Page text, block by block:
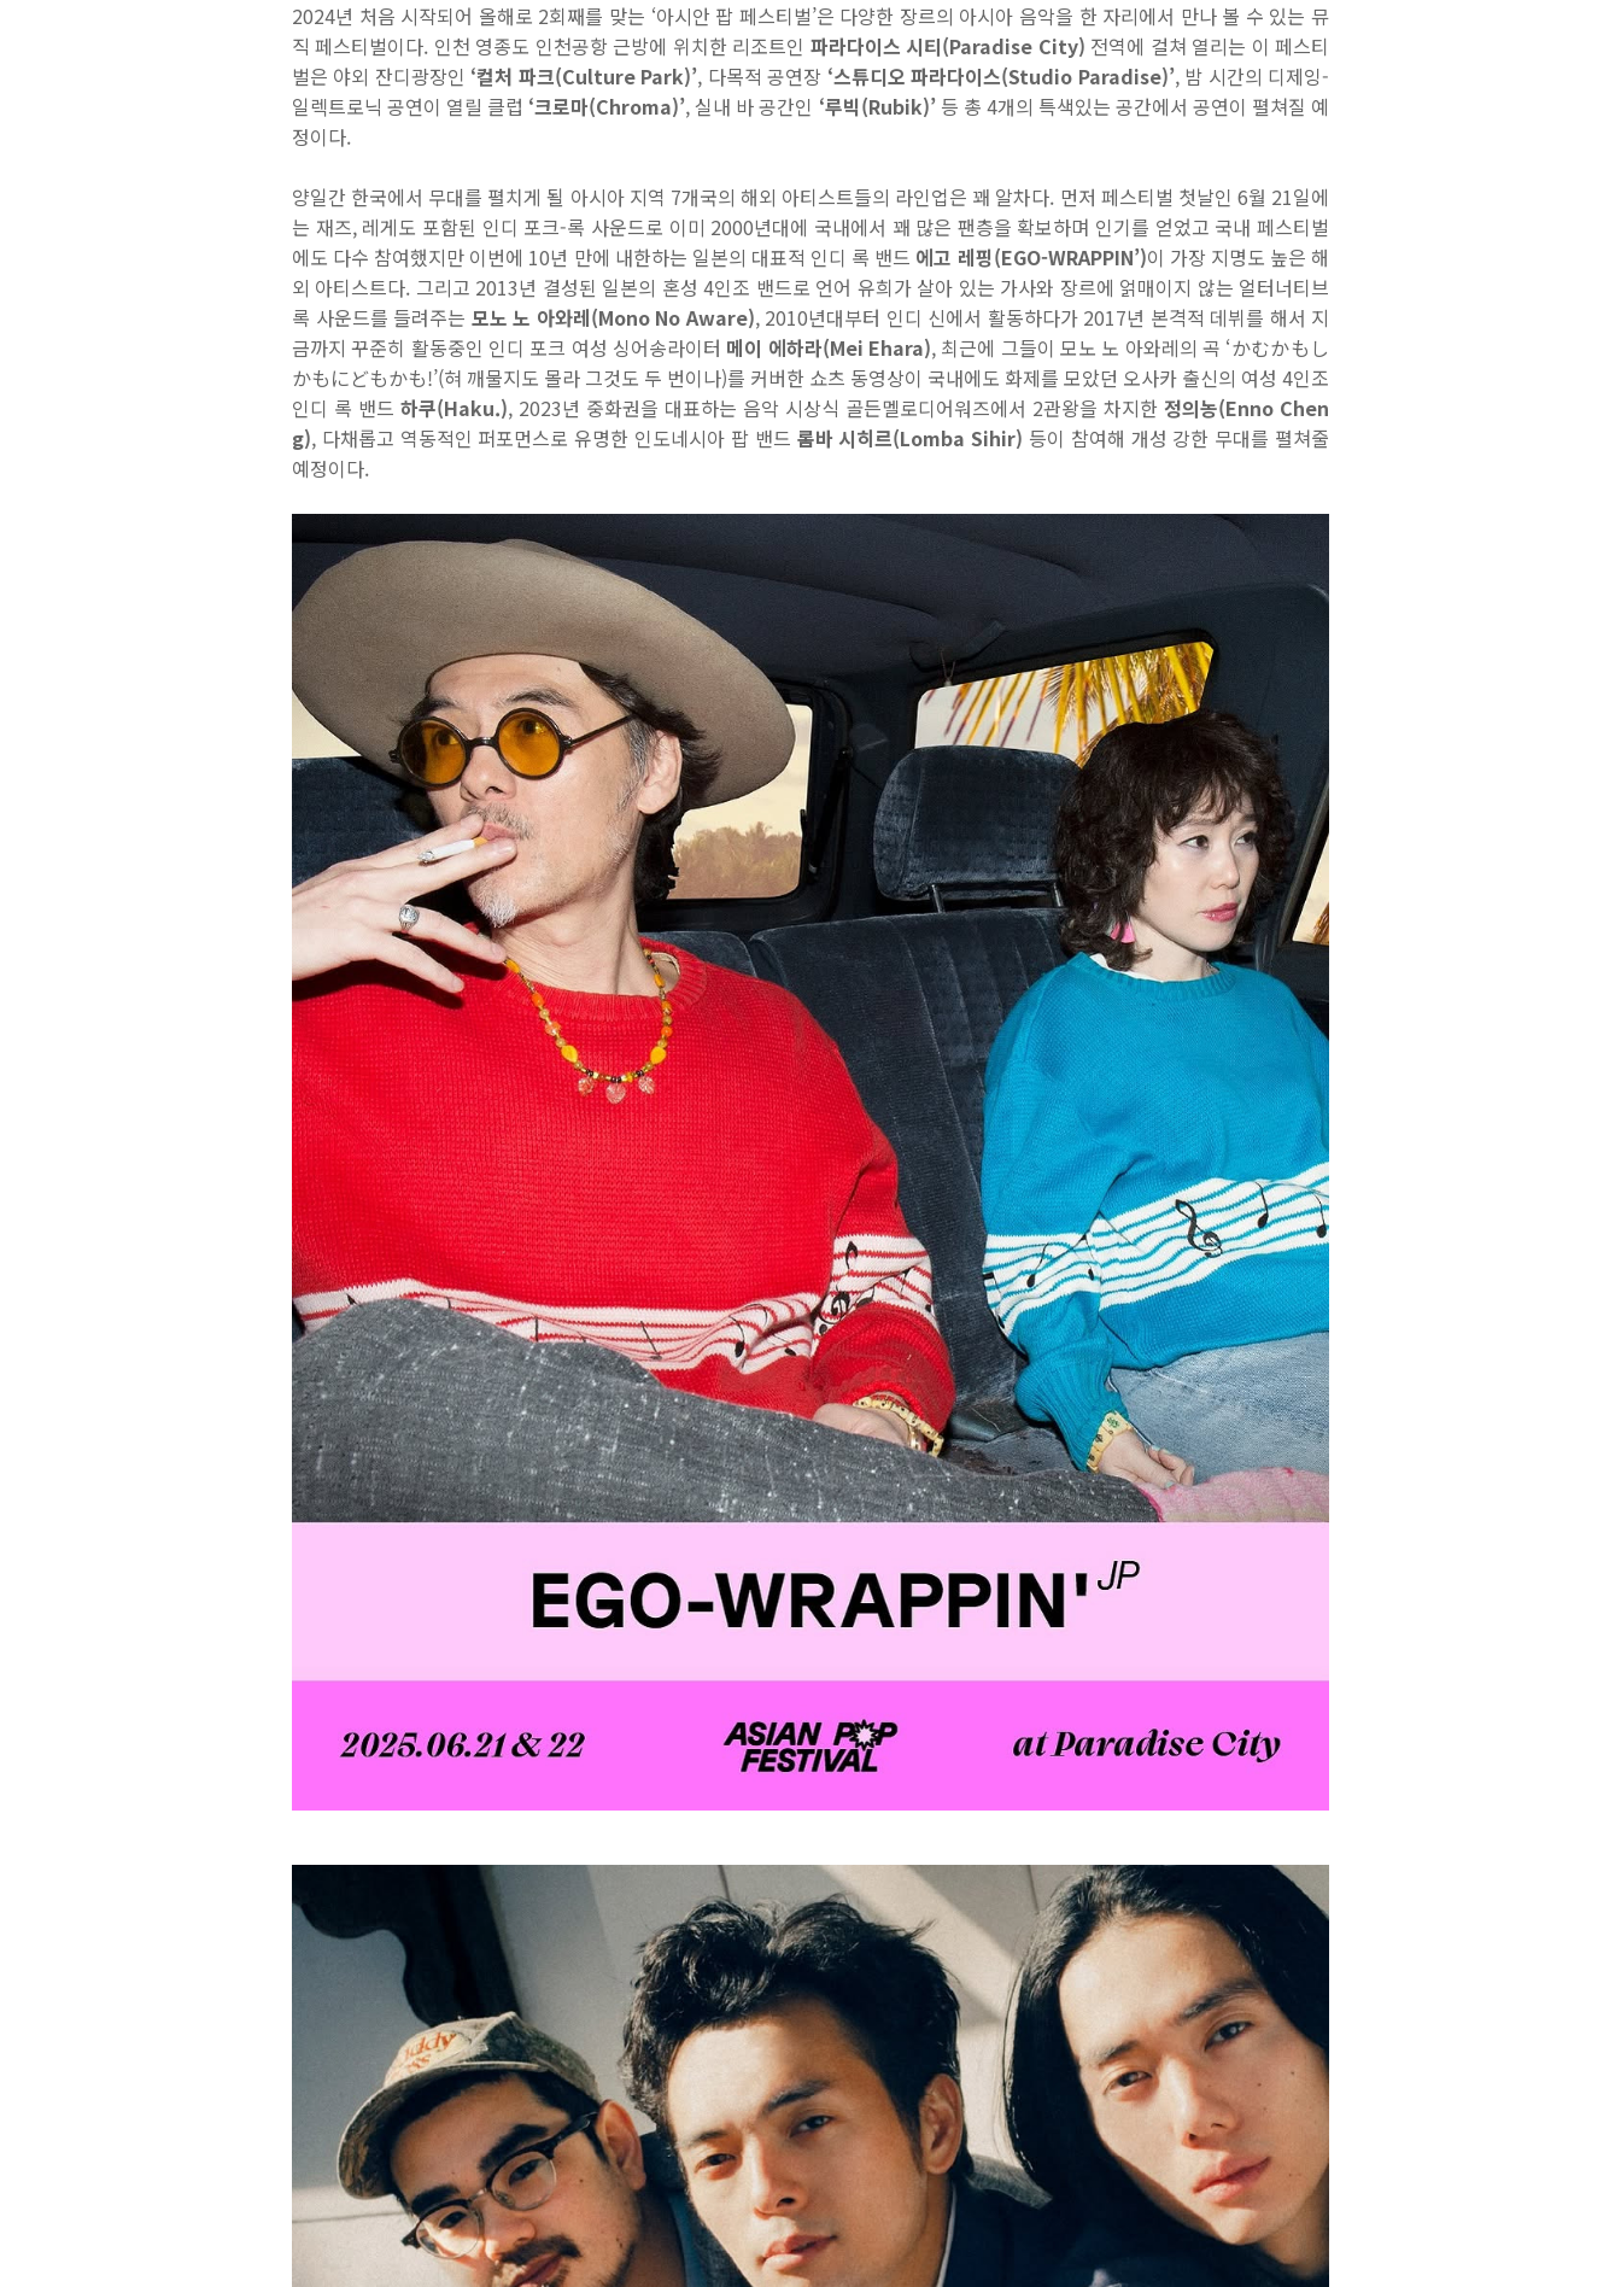
2024년 처음 시작되어 올해로 2회째를 맞는 ‘아시안 팝 페스티벌’은 다양한 장르의 아시아 음악을 한 자리에서 만나 볼 수 있는 뮤
직 페스티벌이다. 인천 영종도 인천공항 근방에 위치한 리조트인 파라다이스 시티(Paradise City) 전역에 걸쳐 열리는 이 페스티
벌은 야외 잔디광장인 ‘컬처 파크(Culture Park)’, 다목적 공연장 ‘스튜디오 파라다이스(Studio Paradise)’, 밤 시간의 디제잉-
일렉트로닉 공연이 열릴 클럽 ‘크로마(Chroma)’,실내 바 공간인 ‘루빅(Rubik)’ 등 총 4개의 특색있는 공간에서 공연이 펼쳐질 예
정이다.
양일간 한국에서 무대를 펼치게 될 아시아 지역 7개국의 해외 아티스트들의 라인업은 꽤 알차다. 먼저 페스티벌 첫날인 6월 21일에
는 재즈, 레게도 포함된 인디 포크-록 사운드로 이미 2000년대에 국내에서 꽤 많은 팬층을 확보하며 인기를 얻었고 국내 페스티벌
에도 다수 참여했지만 이번에 10년 만에 내한하는 일본의 대표적 인디 록 밴드 에고 레핑(EGO-WRAPPIN’)이 가장 지명도 높은 해
외 아티스트다. 그리고 2013년 결성된 일본의 혼성4인조 밴드로 언어 유희가 살아 있는 가사와 장르에 얽매이지 않는 얼터너티브
록 사운드를 들려주는 모노 노 아와레(Mono No Aware), 2010년대부터 인디 신에서 활동하다가 2017년 본격적 데뷔를 해서 지
금까지 꾸준히 활동중인 인디 포크 여성 싱어송라이터 메이 에하라(Mei Ehara), 최근에 그들이 모노 노 아와레의 곡 ‘かむかもし
かもにどもかも!’(혀 깨물지도 몰라 그것도 두 번이나)를 커버한 쇼츠 동영상이 국내에도 화제를 모았던 오사카 출신의 여성 4인조
인디 록 밴드 하쿠(Haku.), 2023년 중화권을 대표하는 음악 시상식 골든멜로디어워즈에서 2관왕을 차지한 정의농(Enno Chen
g), 다채롭고 역동적인 퍼포먼스로 유명한 인도네시아 팝 밴드 롬바 시히르(Lomba Sihir) 등이 참여해 개성 강한 무대를 펼쳐줄
예정이다.